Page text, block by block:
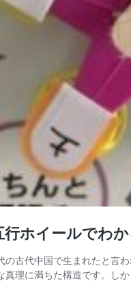
ホイールでわ
古代中国で生まれたと言
真理に満ちた構造です。し